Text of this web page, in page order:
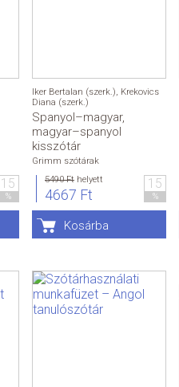
15
%
Iker Bertalan (szerk.), Krekovics
Diana (szerk.)
Spanyol–magyar,
magyar–spanyol
kisszótár
Grimm szótárak
5490 Ft helyett
4667 Ft
15
%
Kosárba